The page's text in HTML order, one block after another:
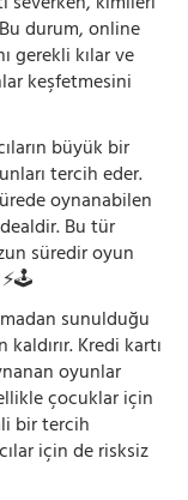
durum, online
gerekli kılar ve
keşfetmesini
büyük bir
tercih eder.
oynanabilen
Bu tür
süredir oyun
sunulduğu
Kredi kartı
oyunlar
çocuklar için
bir tercih
için de risksiz